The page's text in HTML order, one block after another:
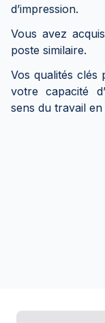
d’impression.
Vous avez
poste similaire.
Vos qualités clés
votre capacité
sens du travail en